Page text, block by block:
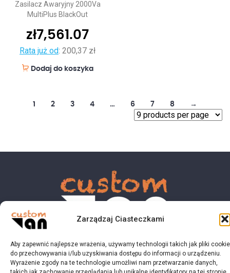
Zarządzaj Ciasteczkami
Aby zapewnić najlepsze wrażenia, używamy technologii takich jak pliki cookie
do przechowywania i/lub uzyskiwania dostępu do informacji o urządzeniu.
Wyrażenie zgody na te technologie umożliwi nam przetwarzanie danych,
Zasilacz Awaryjny 2000Va
MultiPlus BlackOut
zł7,561.07
Rata już od: 200,37 zł
Dodaj do koszyka
1 2 3 4 … 6 7 8 →
© 2023 customvan.pl - Wszystkie prawa zastrzeżone.